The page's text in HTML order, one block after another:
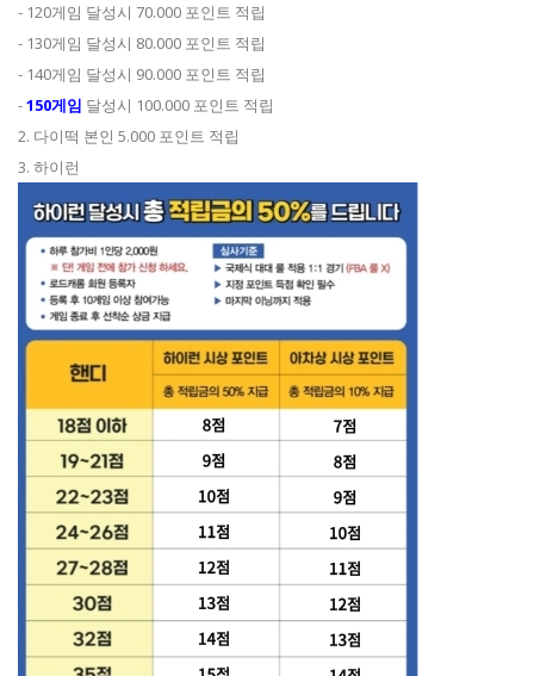
- 120게임 달성시 70.000 포인트 적립
- 130게임 달성시 80.000 포인트 적립
- 140게임 달성시 90.000 포인트 적립
-150게임 달성시 100.000 포인트 적립
2. 다이떡 본인 5.000 포인트 적립
3. 하이런